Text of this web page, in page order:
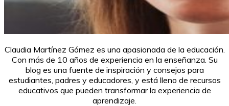
Claudia Martínez Gómez es una apasionada de la educación.
Con más de 10 años de experiencia en la enseñanza. Su
blog es una fuente de inspiración y consejos para
estudiantes, padres y educadores, y está lleno de recursos
educativos que pueden transformar la experiencia de
aprendizaje.